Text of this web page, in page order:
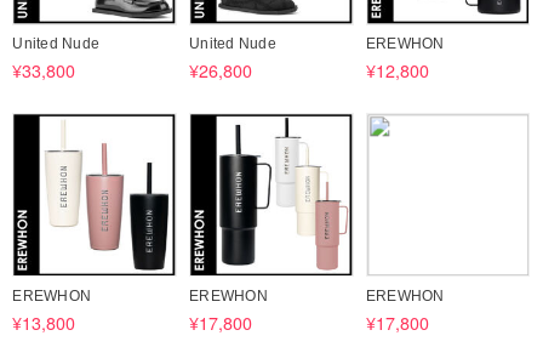
United Nude
¥33,800
United Nude
¥26,800
EREWHON
¥12,800
EREWHON
¥13,800
EREWHON
¥17,800
EREWHON
¥17,800